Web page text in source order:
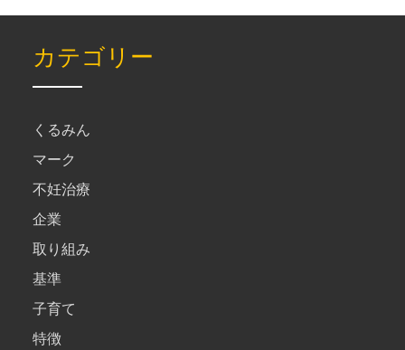
カテゴリー
くるみん
マーク
不妊治療
企業
取り組み
基準
子育て
特徴